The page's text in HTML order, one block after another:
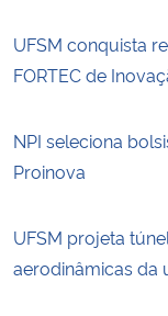
UFSM conquista
FORTEC de
NPI seleciona
Proinova
UFSM projeta
aerodinâmicas da